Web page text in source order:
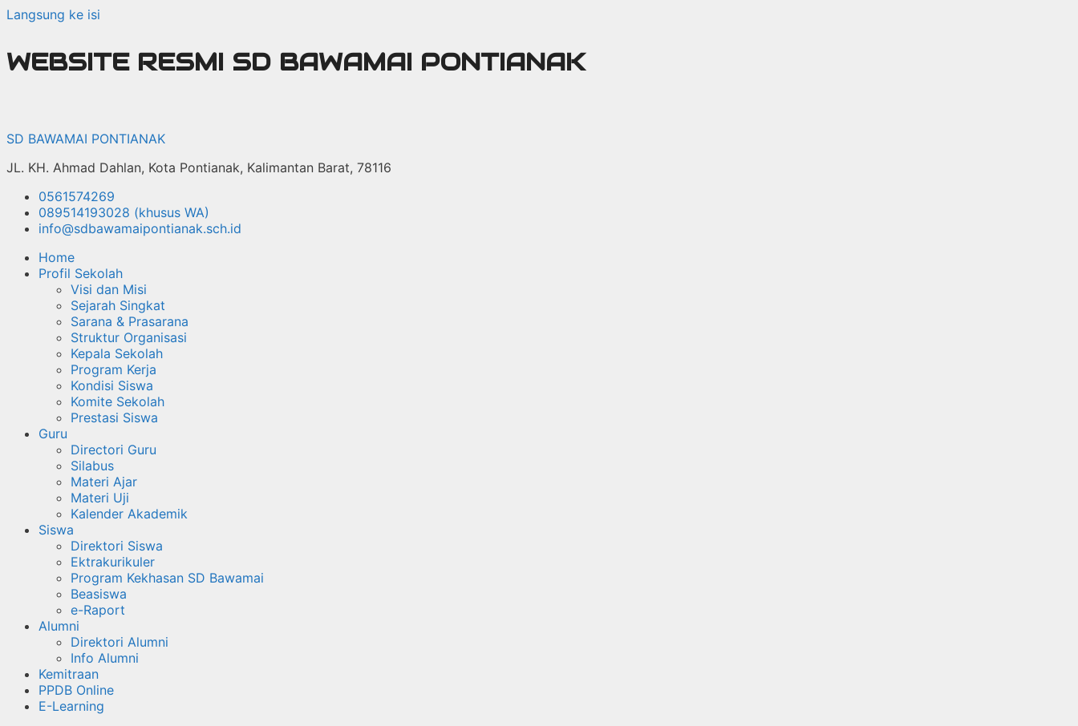
Langsung ke isi
WEBSITE RESMI SD BAWAMAI PONTIANAK
SD BAWAMAI PONTIANAK
JL. KH. Ahmad Dahlan, Kota Pontianak, Kalimantan Barat, 78116
0561574269
089514193028 (khusus WA)
info@sdbawamaipontianak.sch.id
Home
Profil Sekolah
Visi dan Misi
Sejarah Singkat
Sarana & Prasarana
Struktur Organisasi
Kepala Sekolah
Program Kerja
Kondisi Siswa
Komite Sekolah
Prestasi Siswa
Guru
Directori Guru
Silabus
Materi Ajar
Materi Uji
Kalender Akademik
Siswa
Direktori Siswa
Ektrakurikuler
Program Kekhasan SD Bawamai
Beasiswa
e-Raport
Alumni
Direktori Alumni
Info Alumni
Kemitraan
PPDB Online
E-Learning